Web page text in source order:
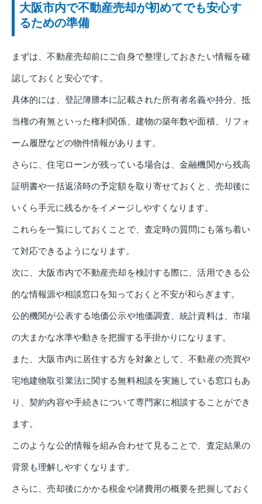
大阪市内で不動産売却が初めてでも安心す
るための準備
まずは、不動産売却前にご自身で整理しておきたい情報を確
認しておくと安心です。
具体的には、登記簿謄本に記載された所有者名義や持分、抵
当権の有無といった権利関係、建物の築年数や面積、リフォ
ーム履歴などの物件情報があります。
さらに、住宅ローンが残っている場合は、金融機関から残高
証明書や一括返済時の予定額を取り寄せておくと、売却後に
いくら手元に残るかをイメージしやすくなります。
これらを一覧にしておくことで、査定時の質問にも落ち着い
て対応できるようになります。
次に、大阪市内で不動産売却を検討する際に、活用できる公
的な情報源や相談窓口を知っておくと不安が和らぎます。
公的機関が公表する地価公示や地価調査、統計資料は、市場
の大まかな水準や動きを把握する手掛かりになります。
また、大阪市内に居住する方を対象として、不動産の売買や
宅地建物取引業法に関する無料相談を実施している窓口もあ
り、契約内容や手続きについて専門家に相談することができ
ます。
このような公的情報を組み合わせて見ることで、査定結果の
背景も理解しやすくなります。
さらに、売却後にかかる税金や諸費用の概要を把握しておく